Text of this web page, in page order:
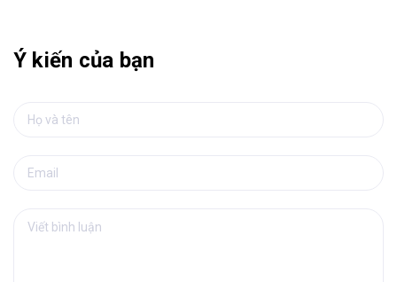
Ý kiến của bạn